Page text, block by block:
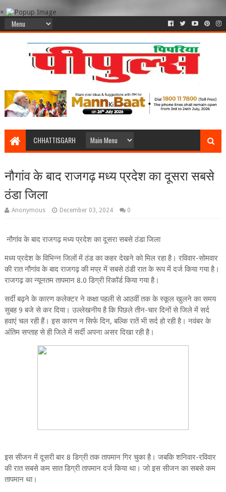
×
CHHATTISGARH
नौगांव के बाद राजगढ़ मध्य प्रदेश का दूसरा सबसे
ठंडा जिला
Anonymous December 03, 2024 0
नौगांव के बाद राजगढ़ मध्य प्रदेश का दूसरा सबसे ठंडा जिला
मध्य प्रदेश के विभिन्न जिलों में ठंड का कहर देखने को मिल रहा है। रविवार-सोमवार
की रात नौगांव के बाद राजगढ़ की मप्र में सबसे ठंडी रात के रूप में दर्ज किया गया है।
राजगढ़ का न्यूनतम तापमान 8.0 डिग्री रिकॉर्ड किया गया है।
सर्दी बढ़ने के कारण कलेक्टर ने कक्षा पहली से आठवीं तक के स्कूल खुलने का समय
सुबह 9 बजे से कर दिया। उल्लेखनीय है कि पिछले तीन-चार दिनों से जिले में सर्द
हवाएं चल रही हैं। इस कारण न सिर्फ दिन, बल्कि रातें भी सर्द हो रही है। नवंबर के
अंतिम सप्ताह से ही जिले में सर्दी अपना असर दिखा रही है।
इस सीजन में दूसरी बार 8 डिग्री तक तापमान गिर चुका है। जबकि शनिवार-रविवार
की रात सबसे कम सात डिग्री तापमान दर्ज किया था। जो इस सीजन का सबसे कम
तापमान था।